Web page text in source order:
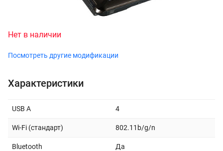
Нет в наличии
Посмотреть другие модификации
Характеристики
USB A 4
Wi-Fi (стандарт) 802.11b/g/n
Bluetooth Да